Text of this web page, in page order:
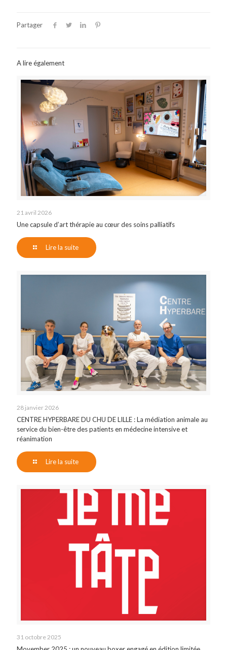
Partager
A lire également
21 avril 2026
Une capsule d’art thérapie au cœur des soins palliatifs
Lire la suite
28 janvier 2026
CENTRE HYPERBARE DU CHU DE LILLE : La médiation animale au
service du bien-être des patients en médecine intensive et
réanimation
Lire la suite
31 octobre 2025